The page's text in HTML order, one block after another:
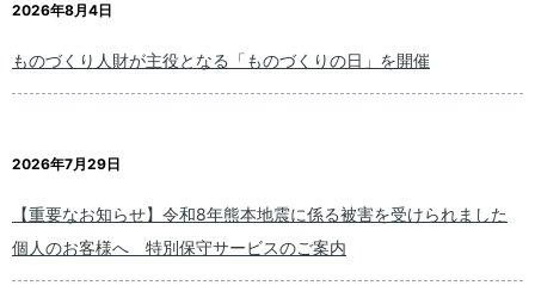
2026年8月4日
ものづくり人財が主役となる「ものづくりの日」を開催
2026年7月29日
【重要なお知らせ】令和8年熊本地震に係る被害を受けられました
個人のお客様へ 特別保守サービスのご案内